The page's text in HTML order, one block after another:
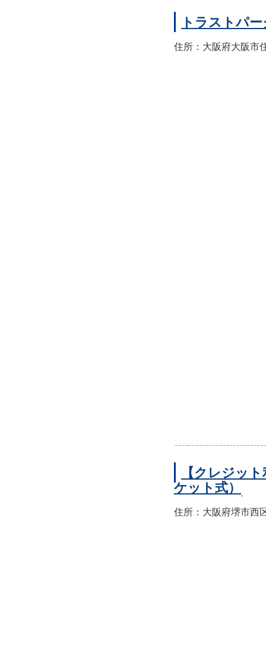
トラストパ
住所：大阪府大阪市
【クレジッ
ケット式）
住所：大阪府堺市西